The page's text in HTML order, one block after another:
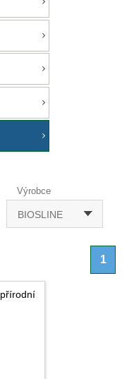
Výrobce
BIOSLINE
1